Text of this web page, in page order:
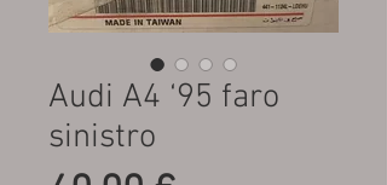
Audi A4 ‘95 faro
sinistro